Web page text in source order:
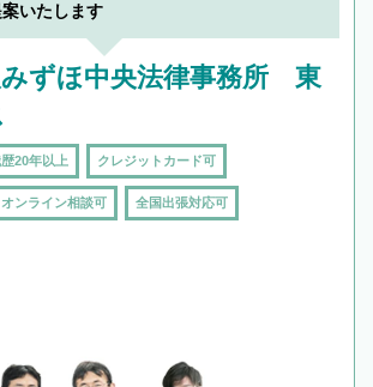
いたします
ずほ中央法律事務所 東
20年以上 クレジットカード可
オンライン相談可 全国出張対応可